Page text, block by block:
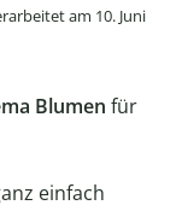
am 10. Juni
Blumen für
einfach